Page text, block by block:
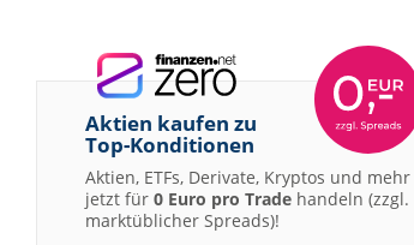
Aktien kaufen zu
Top-Konditionen
Aktien, ETFs, Derivate, Kryptos und mehr
jetzt für 0 Euro pro Trade handeln (zzgl.
marktüblicher Spreads)!